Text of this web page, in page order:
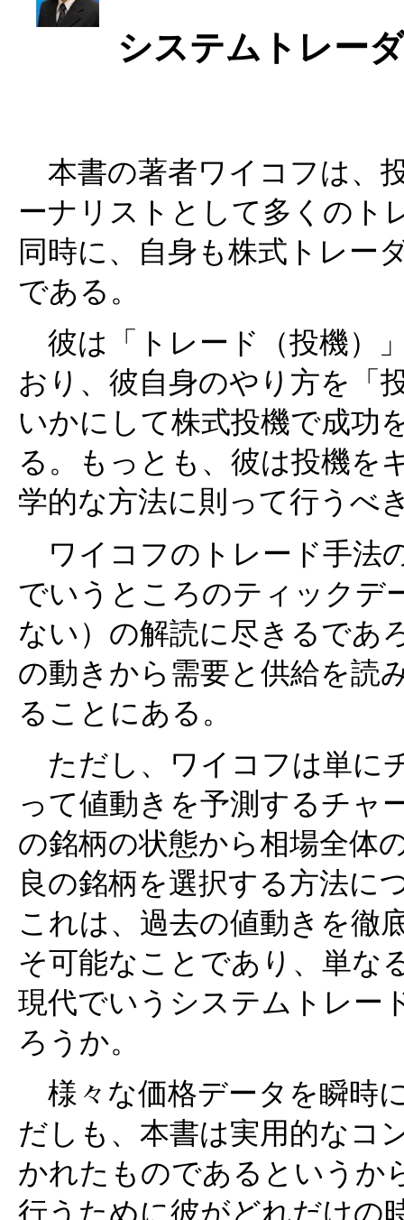
システムトレ
本書の著者ワイコフは、
ーナリストとして多くのト
同時に、自身も株式トレー
である。
彼は「トレード（投機）
おり、彼自身のやり方を「
いかにして株式投機で成功
る。もっとも、彼は投機を
学的な方法に則って行うべ
ワイコフのトレード手法
でいうところのティックデ
ない）の解読に尽きるであ
の動きから需要と供給を読
ることにある。
ただし、ワイコフは単に
って値動きを予測するチャ
の銘柄の状態から相場全体
良の銘柄を選択する方法に
これは、過去の値動きを徹
そ可能なことであり、単な
現代でいうシステムトレー
ろうか。
様々な価格データを瞬時
だしも、本書は実用的なコ
かれたものであるというか
行うために彼がどれだけの